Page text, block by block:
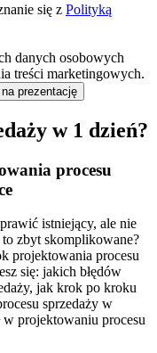
się z Polityką
danych osobowych
treści marketingowych.
prezentację
w 1 dzień?
procesu
istniejący, ale nie
zbyt skomplikowane?
projektowania procesu
się: jakich błędów
jak krok po kroku
sprzedaży w
projektowaniu procesu